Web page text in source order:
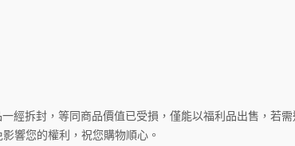
經拆封，等同商品價值已受損，僅能以福利品出售，若需
響您的權利，祝您購物順心。